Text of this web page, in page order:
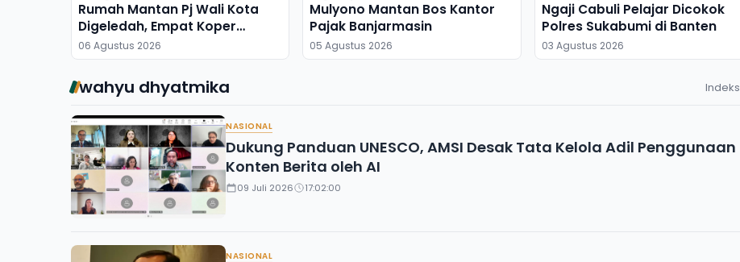
Rumah Mantan Pj Wali Kota
Digeledah, Empat Koper
Dibawa
06 Agustus 2026
Mulyono Mantan Bos Kantor
Pajak Banjarmasin
05 Agustus 2026
Ngaji Cabuli Pelajar Dicokok
Polres Sukabumi di Banten
03 Agustus 2026
wahyu dhyatmika Indeks
NASIONAL
Dukung Panduan UNESCO, AMSI Desak Tata Kelola Adil Penggunaan
Konten Berita oleh AI
09 Juli 2026 17:02:00
NASIONAL